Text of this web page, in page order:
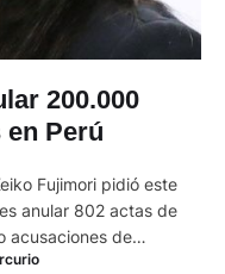
200.000
Perú
Fujimori pidió este
anular 802 actas de
acusaciones de
candidata de derecha,